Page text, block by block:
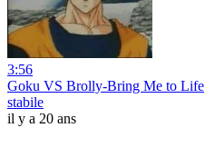
3:56
Goku VS Brolly-Bring Me to Life
stabile
il y a 20 ans